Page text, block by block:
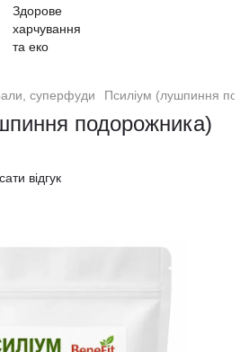
суперфуди Псиліум (лушпиння
подорожника)
відгук